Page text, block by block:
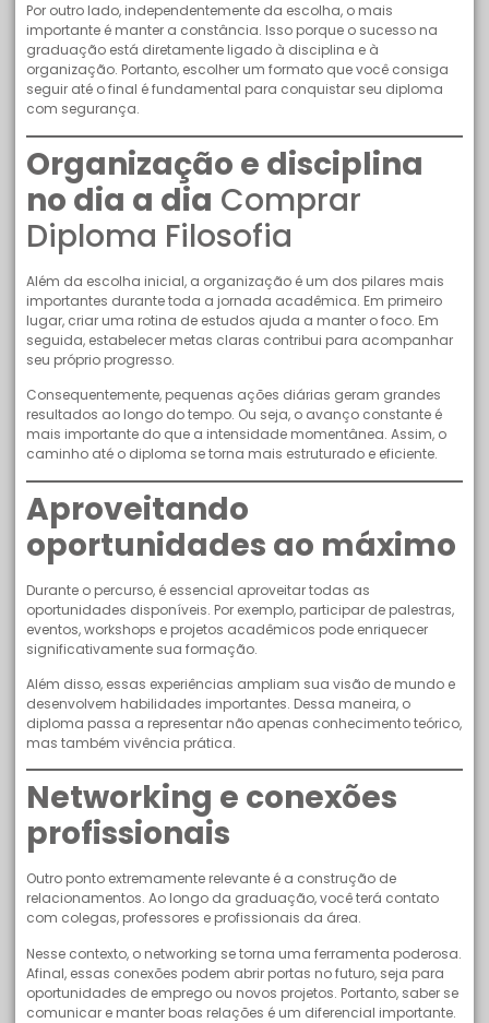
Por outro lado, independentemente da escolha, o mais
importante é manter a constância. Isso porque o sucesso na
graduação está diretamente ligado à disciplina e à
organização. Portanto, escolher um formato que você consiga
seguir até o final é fundamental para conquistar seu diploma
com segurança.
Organização e disciplina
no dia a dia Comprar
Diploma Filosofia
Além da escolha inicial, a organização é um dos pilares mais
importantes durante toda a jornada acadêmica. Em primeiro
lugar, criar uma rotina de estudos ajuda a manter o foco. Em
seguida, estabelecer metas claras contribui para acompanhar
seu próprio progresso.
Consequentemente, pequenas ações diárias geram grandes
resultados ao longo do tempo. Ou seja, o avanço constante é
mais importante do que a intensidade momentânea. Assim, o
caminho até o diploma se torna mais estruturado e eficiente.
Aproveitando
oportunidades ao máximo
Durante o percurso, é essencial aproveitar todas as
oportunidades disponíveis. Por exemplo, participar de palestras,
eventos, workshops e projetos acadêmicos pode enriquecer
significativamente sua formação.
Além disso, essas experiências ampliam sua visão de mundo e
desenvolvem habilidades importantes. Dessa maneira, o
diploma passa a representar não apenas conhecimento teórico,
mas também vivência prática.
Networking e conexões
profissionais
Outro ponto extremamente relevante é a construção de
relacionamentos. Ao longo da graduação, você terá contato
com colegas, professores e profissionais da área.
Nesse contexto, o networking se torna uma ferramenta poderosa.
Afinal, essas conexões podem abrir portas no futuro, seja para
oportunidades de emprego ou novos projetos. Portanto, saber se
comunicar e manter boas relações é um diferencial importante.